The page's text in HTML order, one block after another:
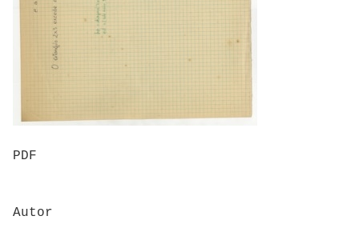
PDF
Autor